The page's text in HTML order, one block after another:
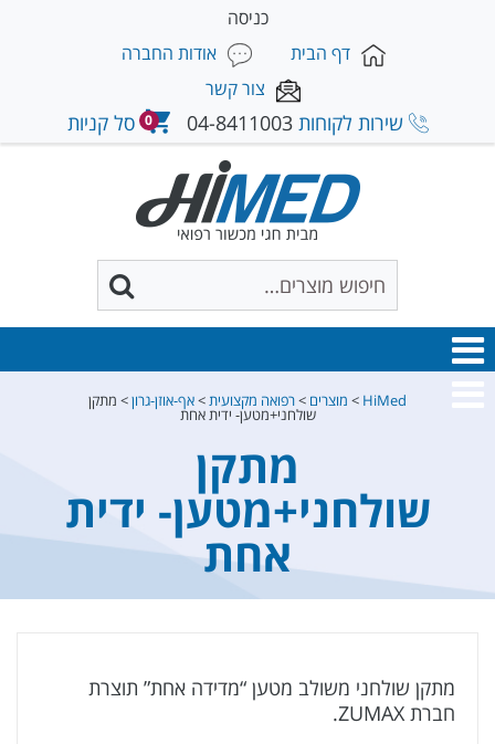
כניסה
דף הבית
אודות החברה
צור קשר
שירות לקוחות 04-8411003 סל קניות 0
HiMed
> מוצרים >רפואה מקצועית>אף-אוזן-גרון> מתקן
שולחני+מטען- ידית אחת
מתקן
שולחני+מטען- ידית
אחת
מתקן שולחני משולב מטען “מדידה אחת” תוצרת
חברת ZUMAX.